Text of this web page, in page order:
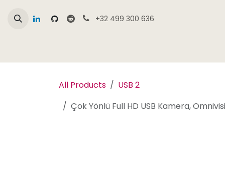
+32 499 300 636
All Products
USB 2
Çok Yönlü Full HD USB Kamera,